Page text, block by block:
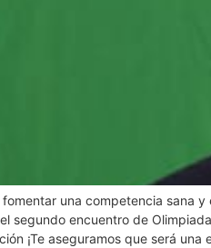
una competencia sana
segundo encuentro de
¡Te aseguramos que será